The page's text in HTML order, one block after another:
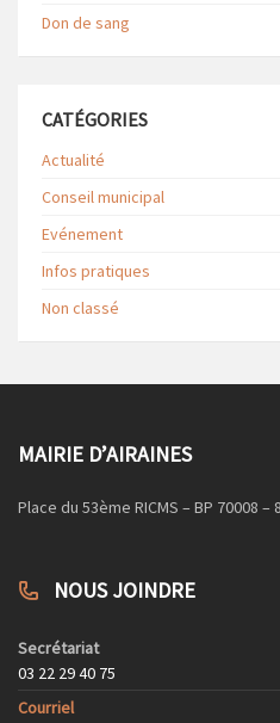
Don de sang
CATÉGORIES
Actualité
Conseil municipal
Evénement
Infos pratiques
Non classé
MAIRIE D’AIRAINES
Place du 53ème RICMS – BP 70008 –
NOUS JOINDRE
Secrétariat
03 22 29 40 75
Courriel